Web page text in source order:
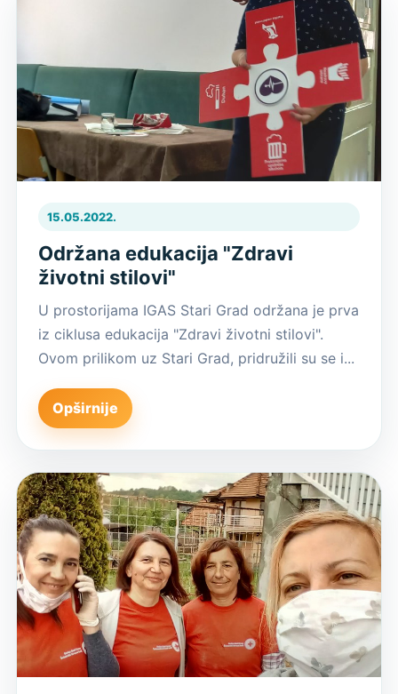
15.05.2022.
Održana edukacija "Zdravi
životni stilovi"
U prostorijama IGAS Stari Grad održana je prva
iz ciklusa edukacija "Zdravi životni stilovi".
Ovom prilikom uz Stari Grad, pridružili su se i...
Opširnije